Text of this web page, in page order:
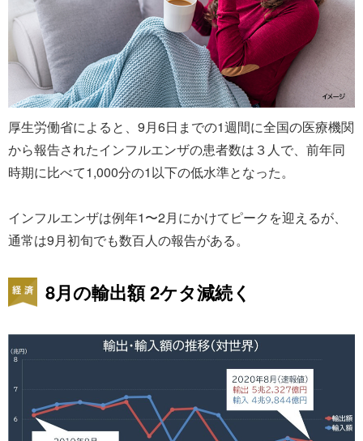
厚生労働省によると、9月6日までの1週間に全国の医療機関
から報告されたインフルエンザの患者数は３人で、前年同
時期に比べて1,000分の1以下の低水準となった。
インフルエンザは例年1〜2月にかけてピークを迎えるが、
通常は9月初旬でも数百人の報告がある。
8月の輸出額 2ケタ減続く